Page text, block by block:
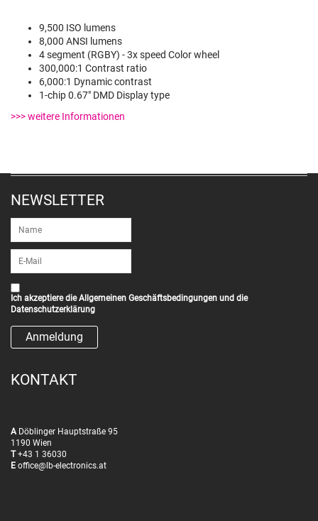
9,500 ISO lumens
8,000 ANSI lumens
4 segment (RGBY) - 3x speed Color wheel
300,000:1 Contrast ratio
6,000:1 Dynamic contrast
1-chip 0.67" DMD Display type
>>> weitere Informationen
NEWSLETTER
Ich akzeptiere dieAllgemeinen Geschäftsbedingungen und die
Datenschutzerklärung
KONTAKT
A Döblinger Hauptstraße 95
1190 Wien
T+43 1 36030
E office@lb-electronics.at